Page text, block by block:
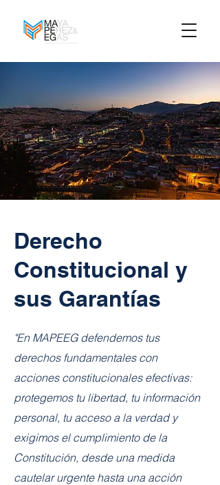
Derecho
Constitucional y
sus Garantías
"En MAPEEG defendemos tus
derechos fundamentales con
acciones constitucionales efectivas:
protegemos tu libertad, tu información
personal, tu acceso a la verdad y
exigimos el cumplimiento de la
Constitución, desde una medida
cautelar urgente hasta una acción